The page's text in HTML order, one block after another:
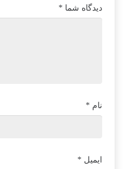
دیدگاه شما *
نام *
ایمیل *